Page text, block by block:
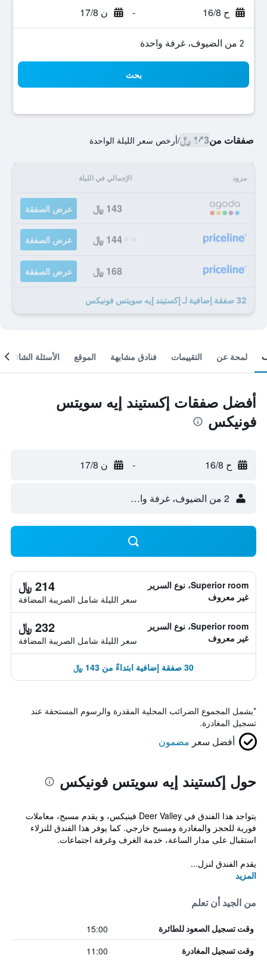
ح 16/8 - ن 17/8
2 من الضيوف، غرفة واحدة
بحث
صفقات من143 ﷼ /أرخص سعر الليلة الواحدة
مزود الإجمالي في الليلة
143 ﷼ عرض الصفقة
144 ﷼ عرض الصفقة
168 ﷼ عرض الصفقة
32 صفقة إضافية لـ إكستيند إيه سويتس فونيكس
لمحة عن التقييمات فنادق مشابهة الموقع الأسئلة الشائعة
أفضل صفقات إكستيند إيه سويتس
فونيكس
ح 16/8 - ن 17/8
2 من الضيوف، غرفة واحدة
Superior room، نوع السرير
غير معروف
214 ﷼
سعر الليلة شامل الصريبة المضافة
Superior room، نوع السرير
غير معروف
232 ﷼
سعر الليلة شامل الصريبة المضافة
30 صفقة إضافية ابتداءً من 143 ﷼
*يشمل المجموع الضرائب المحلية المقدرة والرسوم المستحقة عند
تسجيل المغادرة.
أفضل سعر مضمون
حول إكستيند إيه سويتس فونيكس
يتواجد هذا الفندق في Deer Valley فينيكس، و يقدم مسبح، معاملات
فورية للحجز والمغادرة ومسبح خارجي. كما يوفر هذا الفندق للنزلاء
استقبال على مدار الساعة، خدمة الغرف وغرفة اجتماعات.
يقدم الفندق لنزل...
المزيد
من الجيد أن تعلم
وقت تسجيل الصعود للطائرة 15:00
وقت تسجيل المغادرة 11:00